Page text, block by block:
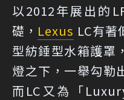
以2012年展出的
礎， Lexus LC有著
型紡錘型水箱護罩
燈之下，一舉勾勒
而LC又為「